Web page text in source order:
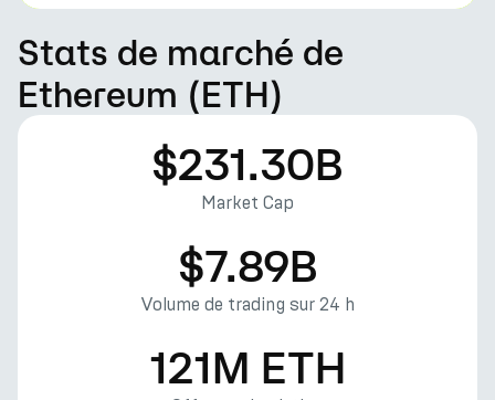
Stats de marché de
Ethereum (ETH)
$231.30B
Market Cap
$7.89B
Volume de trading sur 24 h
121M ETH